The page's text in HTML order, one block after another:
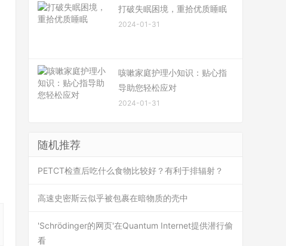
打破失眠困境，重拾优质睡眠
2024-01-31
咳嗽家庭护理小知识：贴心指
导助您轻松应对
2024-01-31
随机推荐
PETCT检查后吃什么食物比较好？有利于排辐射？
高速史密斯云似乎被包裹在暗物质的壳中
'Schrödinger的网页'在Quantum Internet提供潜行偷
看